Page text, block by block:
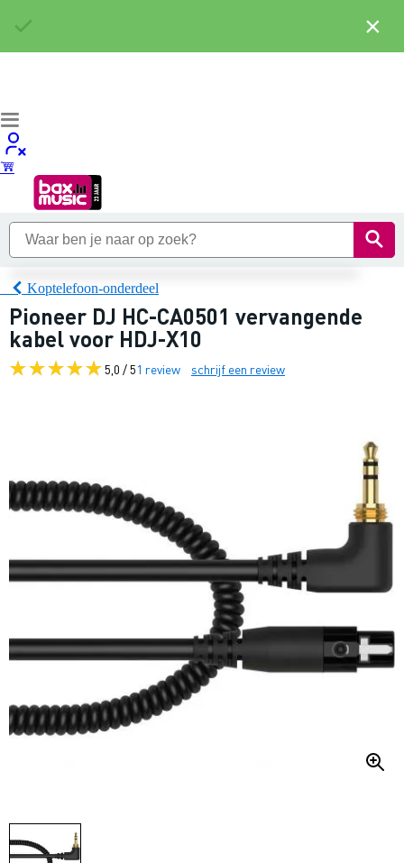
Koptelefoon-onderdeel
Pioneer DJ HC-CA0501 vervangende
kabel voor HDJ-X10
5,0 / 51 review schrijf een review
×